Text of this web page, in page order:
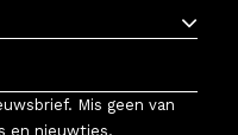
Mis geen van
en nieuwtjes.